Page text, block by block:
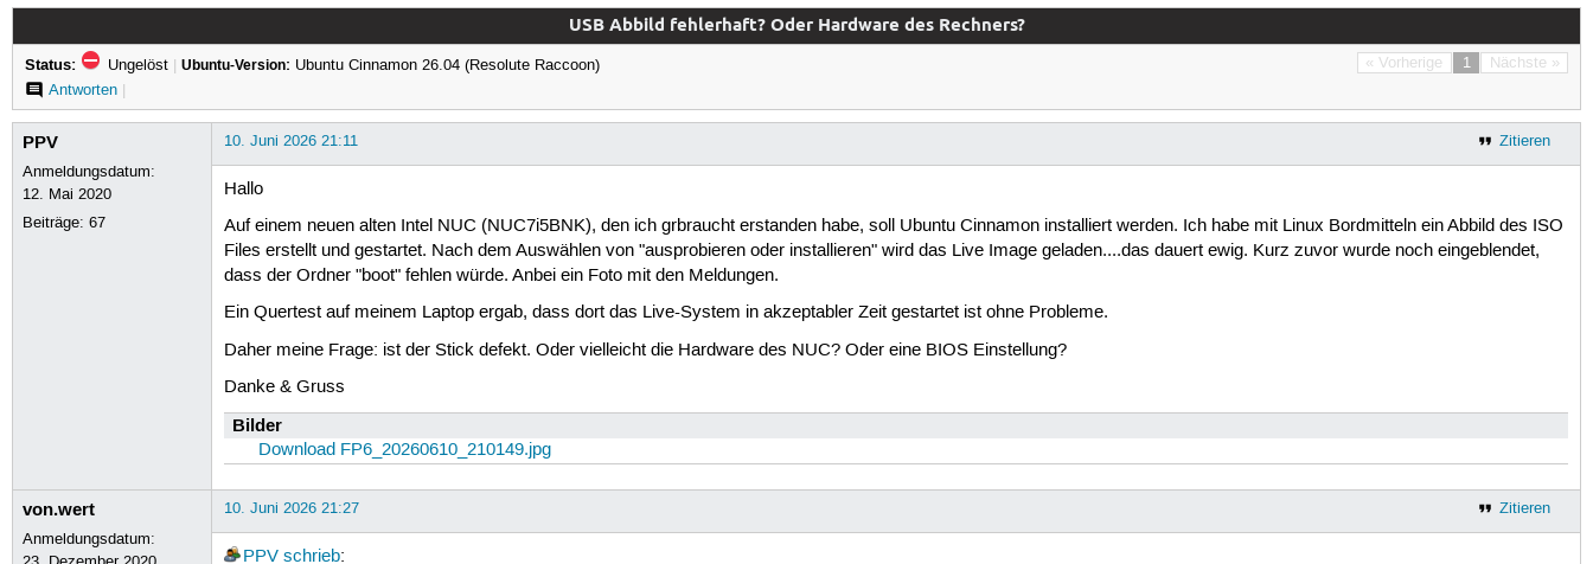
USB Abbild fehlerhaft? Oder Hardware des Rechners?
« Vorherige 1 Nächste »
Status: Ungelöst | Ubuntu-Version: Ubuntu Cinnamon 26.04 (Resolute Raccoon)
Antworten|
PPV
Anmeldungsdatum:
12. Mai 2020
Beiträge:67
Zitieren
10. Juni 2026 21:11
Hallo
Auf einem neuen alten Intel NUC (NUC7i5BNK), den ich grbraucht erstanden habe, soll Ubuntu Cinnamon installiert werden. Ich habe mit Linux Bordmitteln ein Abbild des ISO
Files erstellt und gestartet. Nach dem Auswählen von "ausprobieren oder installieren" wird das Live Image geladen....das dauert ewig. Kurz zuvor wurde noch eingeblendet,
dass der Ordner "boot" fehlen würde. Anbei ein Foto mit den Meldungen.
Ein Quertest auf meinem Laptop ergab, dass dort das Live-System in akzeptabler Zeit gestartet ist ohne Probleme.
Daher meine Frage: ist der Stick defekt. Oder vielleicht die Hardware des NUC? Oder eine BIOS Einstellung?
Danke & Gruss
Bilder
Download FP6_20260610_210149.jpg
von.wert
Anmeldungsdatum:
Zitieren
10. Juni 2026 21:27
PPV schrieb: